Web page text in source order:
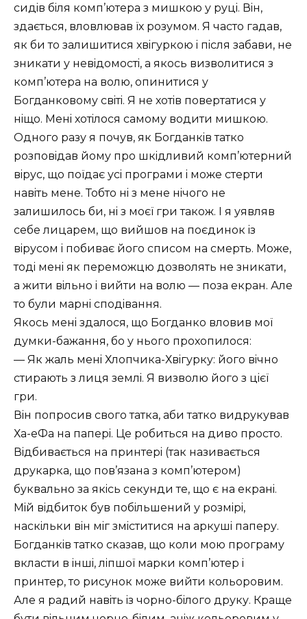
сидiв бiля комп’ютера з мишкою у руцi. Вiн,
здається, вловлював ïх розумом. Я часто гадав,
як би то залишитися хвiгуркою i пiсля забави, не
зникати у невiдомостi, а якось визволитися з
комп’ютера на волю, опинитися у
Богданковому свiтi. Я не хотiв повертатися у
нiщо. Менi хотiлося самому водити мишкою.
Одного разу я почув, як Богданкiв татко
розповiдав йому про шкiдливий комп’ютерний
вiрус, що поïдає усi програми i може стерти
навiть мене. Тобто нi з мене нiчого не
залишилось би, нi з моєï гри також. I я уявляв
себе лицарем, що вийшов на поєдинок iз
вiрусом i побиває його списом на смерть. Може,
тодi менi як переможцю дозволять не зникати,
а жити вiльно i вийти на волю — поза екран. Але
то були марнi сподiвання.
Якось менi здалося, що Богданко вловив моï
думки-бажання, бо у нього прохопилося:
— Як жаль менi Хлопчика-Хвiгурку: його вiчно
стирають з лиця землi. Я визволю його з цiєï
гри.
Вiн попросив свого татка, аби татко видрукував
Ха-еФа на паперi. Це робиться на диво просто.
Вiдбивається на принтерi (так називається
друкарка, що пов’язана з комп’ютером)
буквально за якiсь секунди те, що є на екранi.
Мiй вiдбиток був побiльшений у розмiрi,
наскiльки вiн мiг змiститися на аркушi паперу.
Богданкiв татко сказав, що коли мою програму
вкласти в iншi, лiпшоï марки комп’ютер i
принтер, то рисунок може вийти кольоровим.
Але я радий навiть iз чорно-бiлого друку. Краще